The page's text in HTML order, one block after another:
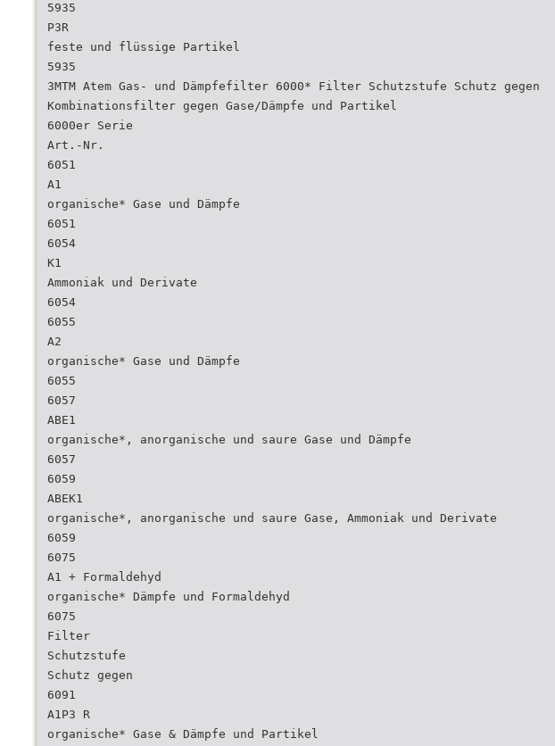
5935
P3R
feste und flüssige Partikel
5935
3MTM Atem Gas- und Dämpfefilter 6000* Filter Schutzstufe Schutz gegen
Kombinationsfilter gegen Gase/Dämpfe und Partikel
6000er Serie
Art.-Nr.
6051
A1
organische* Gase und Dämpfe
6051
6054
K1
Ammoniak und Derivate
6054
6055
A2
organische* Gase und Dämpfe
6055
6057
ABE1
organische*, anorganische und saure Gase und Dämpfe
6057
6059
ABEK1
organische*, anorganische und saure Gase, Ammoniak und Derivate
6059
6075
A1 + Formaldehyd
organische* Dämpfe und Formaldehyd
6075
Filter
Schutzstufe
Schutz gegen
6091
A1P3 R
organische* Gase & Dämpfe und Partikel